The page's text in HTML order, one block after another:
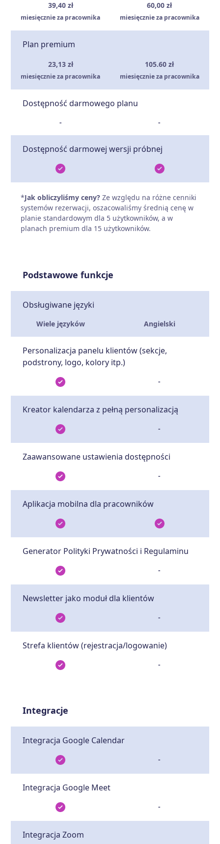
39,40 zł
miesięcznie za pracownika
60,00 zł
miesięcznie za pracownika
Plan premium
23,13 zł
miesięcznie za pracownika
105.60 zł
miesięcznie za pracownika
Dostępność darmowego planu
- -
Dostępność darmowej wersji próbnej
*Jak obliczyliśmy ceny? Ze względu na różne cenniki
systemów rezerwacji, oszacowaliśmy średnią cenę w
planie standardowym dla 5 użytkowników, a w
planach premium dla 15 użytkowników.
Podstawowe funkcje
Obsługiwane języki
Wiele języków Angielski
Personalizacja panelu klientów (sekcje,
podstrony, logo, kolory itp.)
-
Kreator kalendarza z pełną personalizacją
-
Zaawansowane ustawienia dostępności
-
Aplikacja mobilna dla pracowników
Generator Polityki Prywatności i Regulaminu
-
Newsletter jako moduł dla klientów
-
Strefa klientów (rejestracja/logowanie)
-
Integracje
Integracja Google Calendar
-
Integracja Google Meet
-
Integracja Zoom